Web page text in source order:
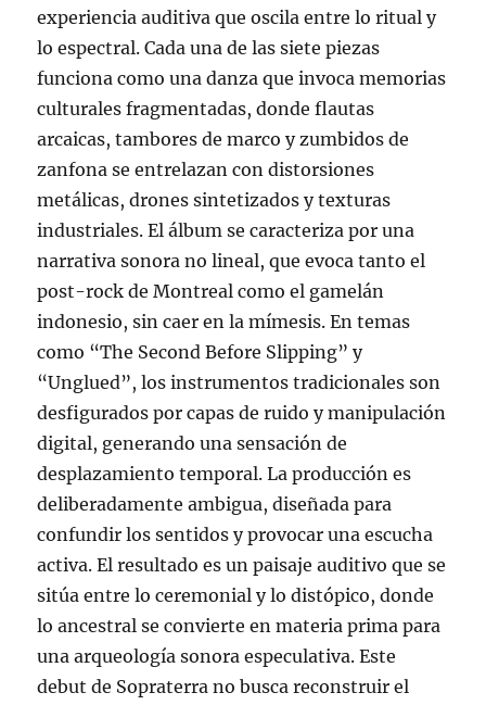
experiencia auditiva que oscila entre lo ritual y
lo espectral. Cada una de las siete piezas
funciona como una danza que invoca memorias
culturales fragmentadas, donde flautas
arcaicas, tambores de marco y zumbidos de
zanfona se entrelazan con distorsiones
metálicas, drones sintetizados y texturas
industriales. El álbum se caracteriza por una
narrativa sonora no lineal, que evoca tanto el
post-rock de Montreal como el gamelán
indonesio, sin caer en la mímesis. En temas
como “The Second Before Slipping” y
“Unglued”, los instrumentos tradicionales son
desfigurados por capas de ruido y manipulación
digital, generando una sensación de
desplazamiento temporal. La producción es
deliberadamente ambigua, diseñada para
confundir los sentidos y provocar una escucha
activa. El resultado es un paisaje auditivo que se
sitúa entre lo ceremonial y lo distópico, donde
lo ancestral se convierte en materia prima para
una arqueología sonora especulativa. Este
debut de Sopraterra no busca reconstruir el